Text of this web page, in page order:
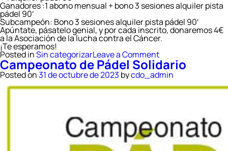
Ganadores :1 abono mensual + bono 3 sesiones alquiler pista
pádel 90′
Subcampeón: Bono 3 sesiones alquiler pista pádel 90′
Apúntate, pásatelo genial, y por cada inscrito, donaremos 4€
a la Asociación de la lucha contra el Cáncer.
¡Te esperamos!
Posted inSin categorizarLeave a Commenton
CAMPEONATO
SOLIDARIO
PÁDELCUP
Campeonato de Pádel Solidario
Posted on31 de octubre de 2023 bycdo_admin